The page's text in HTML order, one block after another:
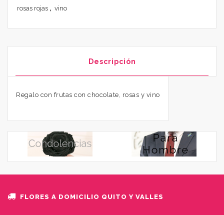
rosas rojas , vino
Descripción
Regalo con frutas con chocolate, rosas y vino
FLORES A DOMICILIO QUITO Y VALLES